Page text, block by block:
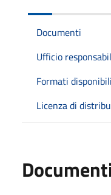
Documenti
Ufficio
Formati disponibili
Licenza di